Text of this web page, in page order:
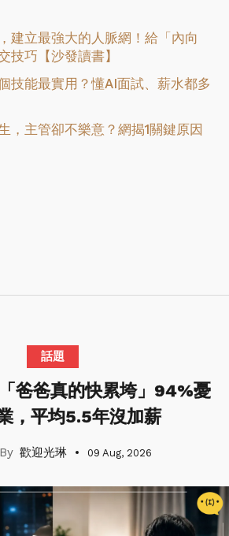
建立最強大的人脈網！給「內向
技巧【沙發讀書】
技能最實用？懂AI面試、薪水都多
，主管卻不樂意？網揭1關鍵原因
話題
爸爸真的快累垮」94%憂
，平均5.5年沒加薪
歡迎光琳 09 Aug, 2026